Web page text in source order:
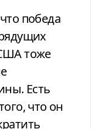
победа
тоже
Есть
что он